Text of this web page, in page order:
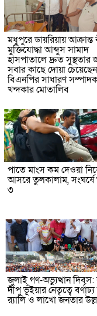
মধুপুরে ডায়রিয়ায় আক্রান্ত
মুক্তিযোদ্ধা আব্দুস সামাদ
হাসপাতালে দ্রুত সুস্থতার
সবার কাছে দোয়া
বিএনপির সাধারণ
খন্দকার মোতালিব
পাতে মাংস কম দেওয়া
আসরে তুলকালাম,
৩
জুলাই গণ-অভ্যুত্থান দিবস:
দীপু ভূঁইয়ার নেতৃত্বে
র‌্যালি ও লাখো জনতার